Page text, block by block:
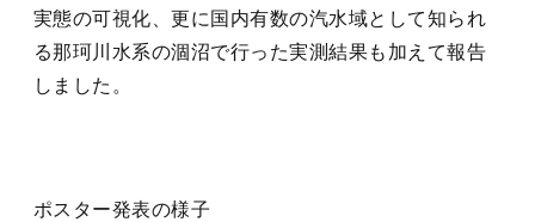
実態の可視化、更に国内有数の汽水域として知られ
る那珂川水系の涸沼で行った実測結果も加えて報告
しました。
ポスター発表の様子